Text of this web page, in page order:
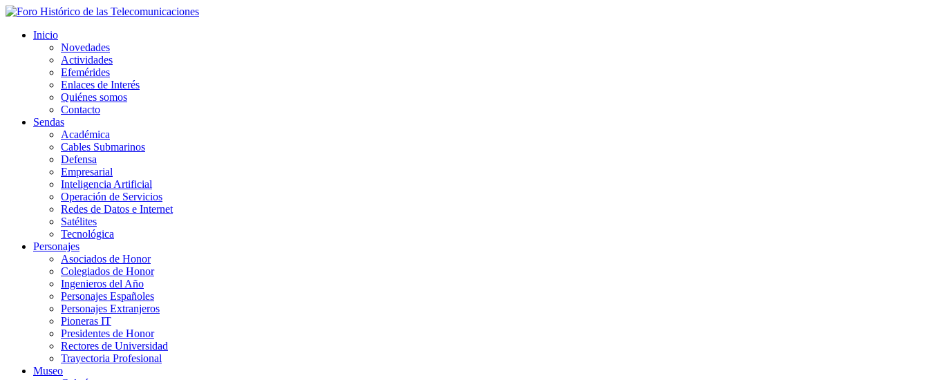
Inicio
Novedades
Actividades
Efemérides
Enlaces de Interés
Quiénes somos
Contacto
Sendas
Académica
Cables Submarinos
Defensa
Empresarial
Inteligencia Artificial
Operación de Servicios
Redes de Datos e Internet
Satélites
Tecnológica
Personajes
Asociados de Honor
Colegiados de Honor
Ingenieros del Año
Personajes Españoles
Personajes Extranjeros
Pioneras IT
Presidentes de Honor
Rectores de Universidad
Trayectoria Profesional
Museo